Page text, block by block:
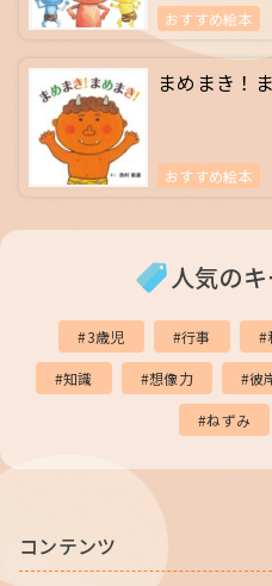
おすすめ絵本
まめまき！
おすすめ絵本
人気の
3歳児 行事
知識 想像力 彼
ねずみ
コンテンツ